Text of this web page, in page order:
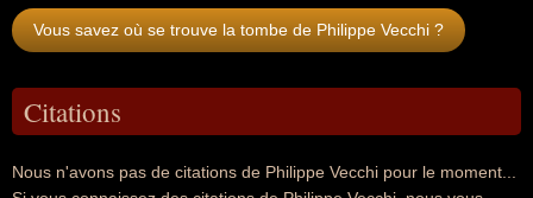
Vous savez où se trouve la tombe de Philippe Vecchi ?
Citations
Nous n'avons pas de citations de Philippe Vecchi pour le moment...